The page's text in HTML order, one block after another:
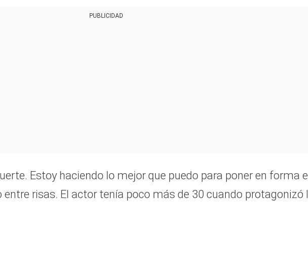
PUBLICIDAD
Estoy haciendo lo mejor que puedo para poner en forma
entre risas. El actor tenía poco más de 30 cuando protagonizó